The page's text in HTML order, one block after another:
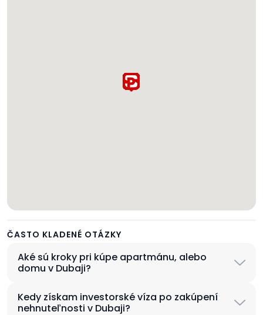
ČASTO KLADENÉ OTÁZKY
Aké sú kroky pri kúpe apartmánu, alebo
domu v Dubaji?
Kedy získam investorské víza po zakúpení
nehnuteľnosti v Dubaji?